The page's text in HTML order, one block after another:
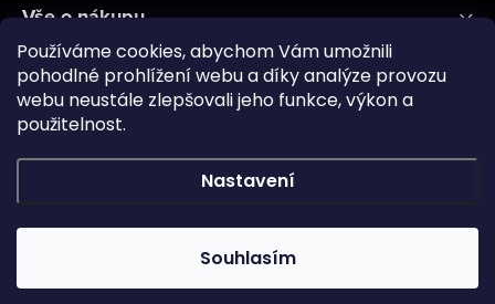
Používáme cookies, abychom Vám umožnili
pohodlné prohlížení webu a díky analýze provozu
webu neustále zlepšovali jeho funkce, výkon a
použitelnost.
Nastavení
Souhlasím
Vše o nákupu
Informace pro vás
Copyright 2026RAMISPORT. Všechna práva vyhrazena.